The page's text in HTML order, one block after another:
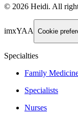
© 2026 Heidi. All
imxYAA Cookie
Specialties
Family
Specialists
Nurses